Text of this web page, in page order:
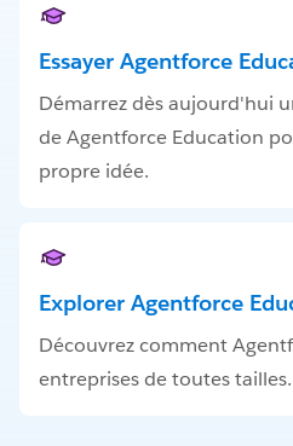
Essayer Agentforce
Démarrez dès aujourd'hui
de Agentforce Education
propre idée.
Explorer Agentforce
Découvrez comment
entreprises de toutes tailles.